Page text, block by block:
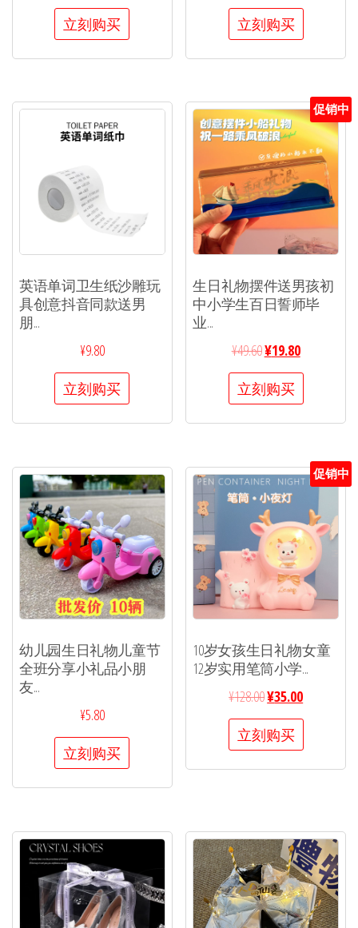
立刻购买 立刻购买
英语单词卫生纸沙雕玩
具创意抖音同款送男
朋...
¥9.80
立刻购买
促销中
生日礼物摆件送男孩初
中小学生百日誓师毕
业...
¥49.60¥19.80
立刻购买
幼儿园生日礼物儿童节
全班分享小礼品小朋
友...
¥5.80
立刻购买
促销中
10岁女孩生日礼物女童
12岁实用笔筒小学...
¥128.00¥35.00
立刻购买